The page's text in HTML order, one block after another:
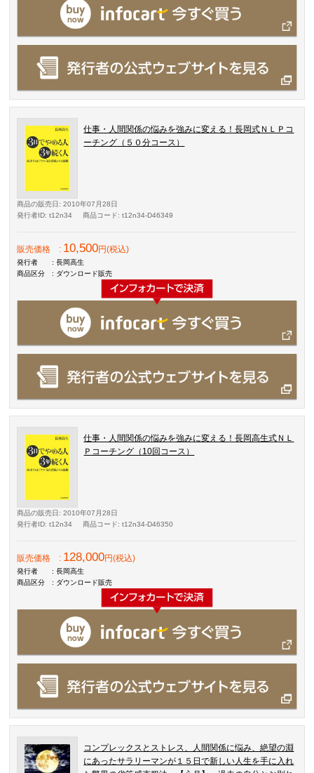
仕事・人間関係の悩みを強みに変える！長岡式ＮＬＰコ
ーチング（５０分コース）
商品の販売日 : 2010年07月28日
発行者ID: t12n34 商品コード: t12n34-D46349
販売価格 : 10,500円(税込)
発行者
: 長岡高生
商品区分
: ダウンロード販売
仕事・人間関係の悩みを強みに変える！長岡高生式ＮＬ
Ｐコーチング（10回コース）
商品の販売日 : 2010年07月28日
発行者ID: t12n34 商品コード: t12n34-D46350
販売価格 : 128,000円(税込)
発行者
: 長岡高生
商品区分
: ダウンロード販売
コンプレックスとストレス、人間関係に悩み、絶望の淵
にあったサラリーマンが１５日で新しい人生を手に入れ